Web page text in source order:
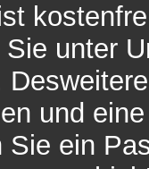
unter
und
ein